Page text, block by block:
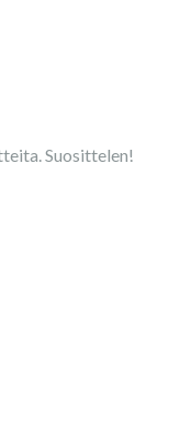
Suosittelen!